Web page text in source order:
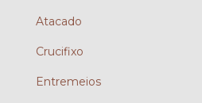
Atacado
Crucifixo
Entremeios